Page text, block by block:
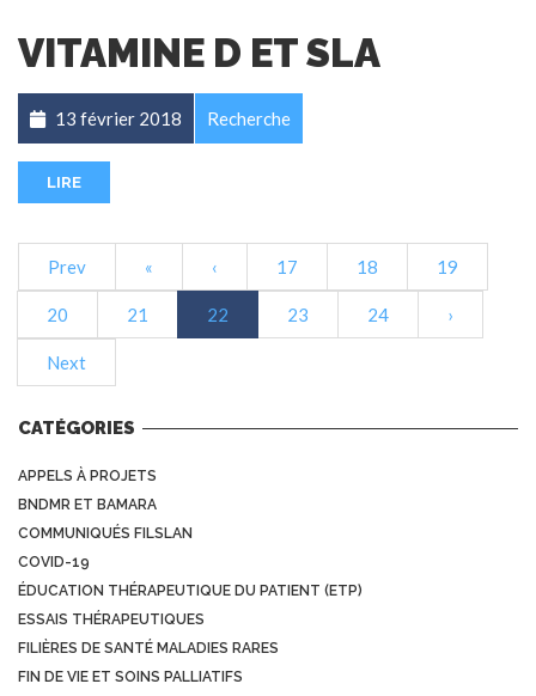
VITAMINE D ET SLA
13 février 2018 Recherche
LIRE
Prev « ‹ 17 18 19
20 21 22 23 24 ›
Next
CATÉGORIES
APPELS À PROJETS
BNDMR ET BAMARA
COMMUNIQUÉS FILSLAN
COVID-19
ÉDUCATION THÉRAPEUTIQUE DU PATIENT (ETP)
ESSAIS THÉRAPEUTIQUES
FILIÈRES DE SANTÉ MALADIES RARES
FIN DE VIE ET SOINS PALLIATIFS